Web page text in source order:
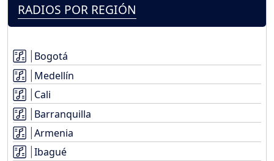
RADIOS POR REGIÓN
Bogotá
Medellín
Cali
Barranquilla
Armenia
Ibagué